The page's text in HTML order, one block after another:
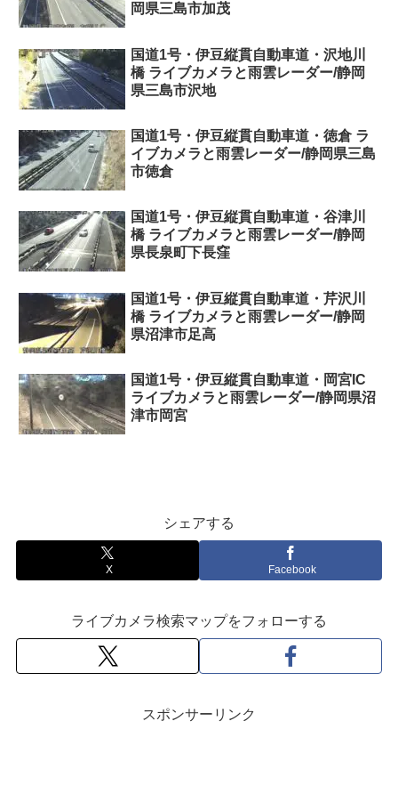
岡県三島市加茂
国道1号・伊豆縦貫自動車道・沢地川
橋 ライブカメラと雨雲レーダー/静岡
県三島市沢地
国道1号・伊豆縦貫自動車道・徳倉 ラ
イブカメラと雨雲レーダー/静岡県三島
市徳倉
国道1号・伊豆縦貫自動車道・谷津川
橋 ライブカメラと雨雲レーダー/静岡
県長泉町下長窪
国道1号・伊豆縦貫自動車道・芹沢川
橋 ライブカメラと雨雲レーダー/静岡
県沼津市足高
国道1号・伊豆縦貫自動車道・岡宮IC
ライブカメラと雨雲レーダー/静岡県沼
津市岡宮
シェアする
X Facebook
ライブカメラ検索マップをフォローする
スポンサーリンク